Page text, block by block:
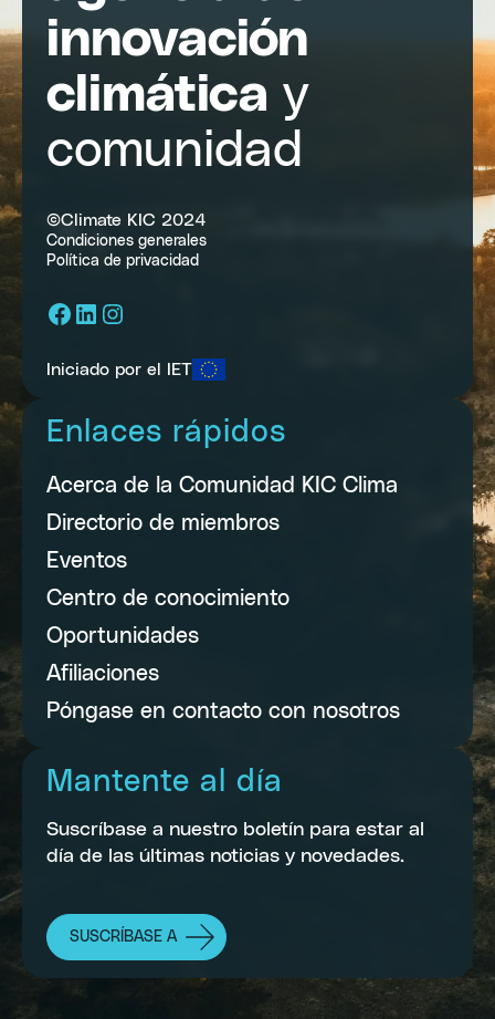
innovación
climática y
comunidad
©Climate KIC 2024
Condiciones generales
Política de privacidad
Facebook
LinkedIn
Instagram
Iniciado por el IET
Enlaces rápidos
Acerca de la Comunidad KIC Clima
Directorio de miembros
Eventos
Centro de conocimiento
Oportunidades
Afiliaciones
Póngase en contacto con nosotros
Mantente al día
Suscríbase a nuestro boletín para estar al
día de las últimas noticias y novedades.
SUSCRÍBASE A